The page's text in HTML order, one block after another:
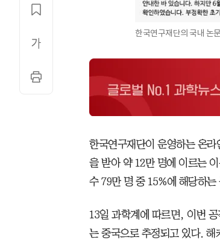
한국연구재단의 국내 논
한국연구재단이 운영하는 온
을 받아 약 12만 명에 이르는
수 79만 명 중 15%에 해당하는
13일 과학계에 따르면, 이번
는 중국으로 추정되고 있다. 해